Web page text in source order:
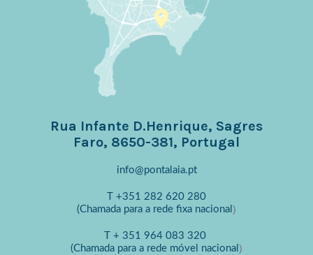
Rua Infante D.Henrique, Sagres
Faro, 8650-381, Portugal
info@pontalaia.pt
+351 282 620 280
(Chamada para a rede fixa nacional )
+ 351 964 083 320
(Chamada para a rede móvel nacional )